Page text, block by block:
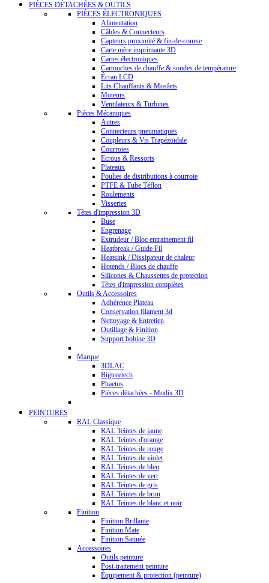
PIÈCES DÉTACHÉES & OUTILS
PIÈCES ÉLECTRONIQUES
Alimentation
Câbles & Connecteurs
Capteurs proximité & fin-de-course
Carte mère imprimante 3D
Cartes électroniques
Cartouches de chauffe & sondes de température
Écran LCD
Lits Chauffants & Mosfets
Moteurs
Ventilateurs & Turbines
Pièces Mécaniques
Autres
Connecteurs pneumatiques
Coupleurs & Vis Trapézoïdale
Courroies
Ecrous & Ressorts
Plateaux
Poulies de distributions à courroie
PTFE & Tube Téflon
Roulements
Visseries
Têtes d'impression 3D
Buse
Engrenage
Extrudeur / Bloc entrainement fil
Heatbreak / Guide Fil
Heatsink / Dissipateur de chaleur
Hotends / Blocs de chauffe
Silicones & Chaussettes de protection
Têtes d'impression complètes
Outils & Accessoires
Adhérence Plateau
Conservation filament 3d
Nettoyage & Entretien
Outillage & Finition
Support bobine 3D
Marque
3DLAC
Bigtreetech
Phaetus
Pièces détachées - Modix 3D
PEINTURES
RAL Classique
RAL Teintes de jaune
RAL Teintes d'orange
RAL Teintes de rouge
RAL Teintes de violet
RAL Teintes de bleu
RAL Teintes de vert
RAL Teintes de gris
RAL Teintes de brun
RAL Teintes de blanc et noir
Finition
Finition Brillante
Finition Mate
Finition Satinée
Accessoires
Outils peinture
Post-traitement peinture
Équipement & protection (peinture)